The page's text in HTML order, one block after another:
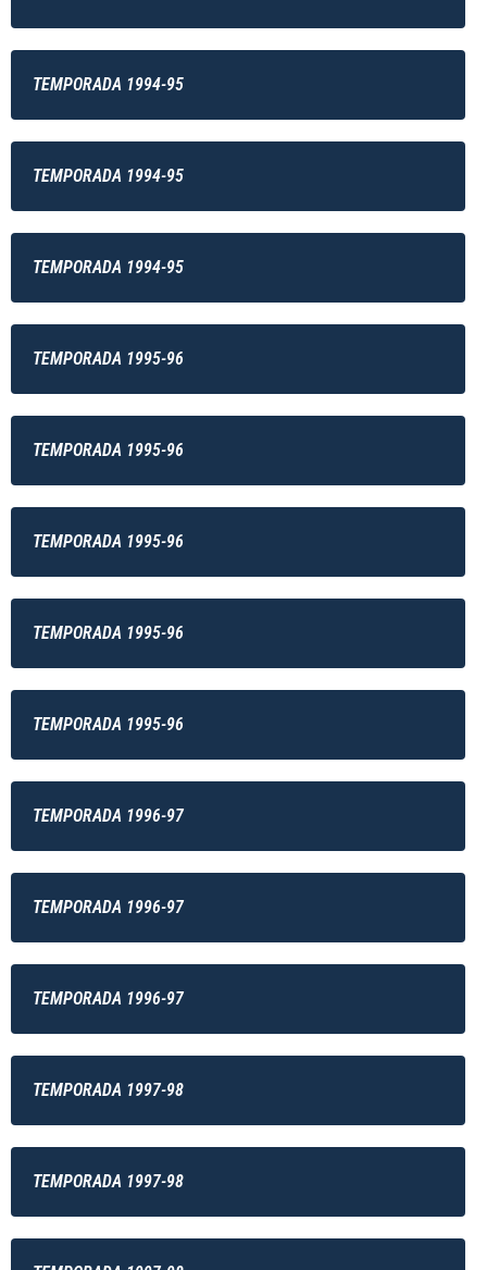
TEMPORADA 1994-95
TEMPORADA 1994-95
TEMPORADA 1994-95
TEMPORADA 1995-96
TEMPORADA 1995-96
TEMPORADA 1995-96
TEMPORADA 1995-96
TEMPORADA 1995-96
TEMPORADA 1996-97
TEMPORADA 1996-97
TEMPORADA 1996-97
TEMPORADA 1997-98
TEMPORADA 1997-98